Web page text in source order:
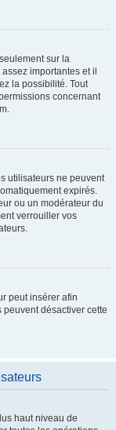
sur la
importantes et il
la possibilité. Tout
concernant
utilisateurs ne peuvent
expirés.
ou un modérateur du
verrouiller vos
peut insérer afin
peuvent désactiver cette
haut niveau de